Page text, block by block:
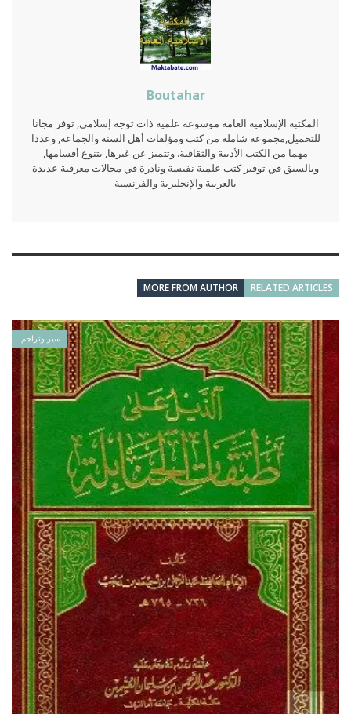
Boutahar
المكتبة الإسلامية العامة موسوعة علمية ذات توجه إسلامي, توفر مجانا
للتحميل,مجموعة شاملة من كتب ومؤلفات أهل السنة والجماعة, وعددا
مهما من الكتب الأدبية والثقافية. وتتميز عن غيرها, بتنوع أقسامها,
وبالسبق في توفير كتب علمية نفيسة ونادرة في مجالات معرفية عديدة
بالعربية والإنجليزية والفرنسية
RELATED ARTICLES
MORE FROM AUTHOR
سير وتراجم